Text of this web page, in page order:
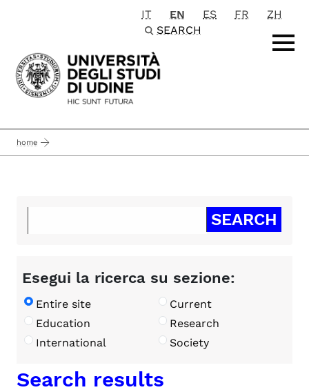
Passa al contenuto principale
IT EN ES FR
ZH
SEARCH
home
Esegui la ricerca su sezione:
Entire site
Current
Education
Research
International
Society
Search results